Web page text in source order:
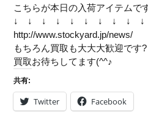
こちらが本日の入荷アイテムで
↓ ↓ ↓ ↓ ↓ ↓ ↓ ↓ ↓ ↓
http://www.stockyard.jp/news/
もちろん買取も大大大歓迎です?
買取お待ちしてます(^^♪
共有:
Twitter Facebook